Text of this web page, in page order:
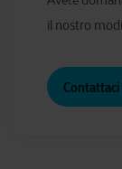
il nostro
Contattaci